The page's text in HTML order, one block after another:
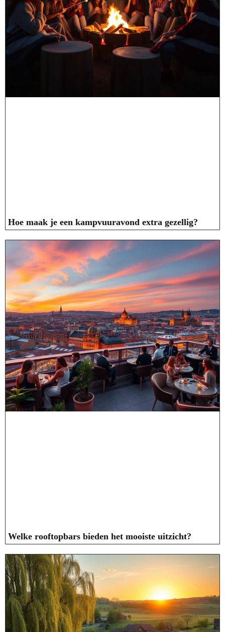
Hoe maak je een kampvuuravond extra gezellig?
Welke rooftopbars bieden het mooiste uitzicht?